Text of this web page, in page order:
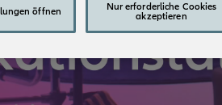
öffnen
Nur erforderliche Cookies
akzeptieren